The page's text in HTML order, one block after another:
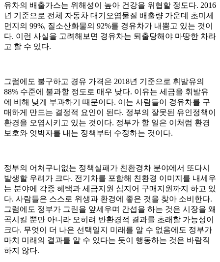
유차의 배출가스는 위해성이 높아 건강을 위협할 정도다. 2016
년 기준으로 전체 자동차 대기오염물질 배출량 가운데 초미세
먼지의 99%, 질소산화물의 92%를 경유차가 내뿜고 있는 것이
다. 이런 사실을 고려해보면 경유차는 퇴출당해야 마땅한 차라
고 할 수 있다.
그럼에도 불구하고 경유 가격은 2018년 기준으로 휘발유의
88% 수준에 불과할 정도로 매우 낮다. 이유는 세금을 휘발유
에 비해 낮게 부과하기 때문이다. 이는 사람들이 경유차를 구
매하게 만드는 결정적 요인이 된다. 정부의 잘못된 유인정책이
환경을 오염시키고 있는 것이다. 정부가 할 일은 이처럼 환경
보호와 엇박자를 내는 정책부터 수정하는 것이다.
정부의 어처구니없는 정책실패가 친환경차 분야에서 또다시
발생할 우려가 크다. 전기차를 포함해 친환경 이미지를 내세우
는 분야에 각종 혜택과 세금지원 심지어 구매지원까지 하고 있
다. 사람들은 스스로 위생과 환경에 좋은 것을 찾아 소비한다.
그럼에도 정부가 그린을 앞세우며 간섭을 하는 것은 시장을 왜
곡시킬 뿐만 아니라 오히려 반환경적 결과를 초래할 가능성이
크다. 무엇이 더 나은 선택일지 미래를 알 수 없음에도 정부가
마치 미래의 결과를 알 수 있다는 듯이 행동하는 것은 바람직
하지 않다.